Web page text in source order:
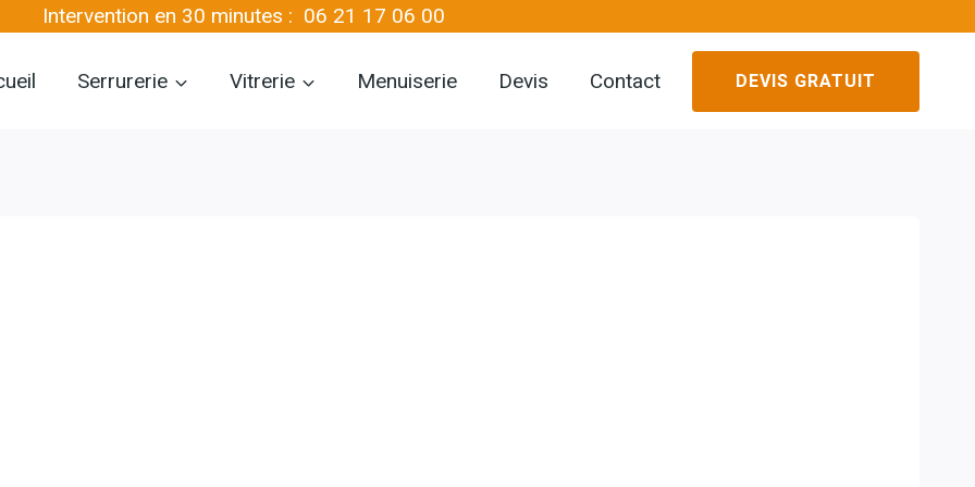
Intervention en 30 minutes : 06 21 17 06 00
Serrurerie Vitrerie Menuiserie Devis Contact DEVIS GRATUIT